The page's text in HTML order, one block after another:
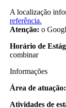
A localização
referência.
Atenção: o
Horário de
combinar
Informações
Área de atuação:
Atividades de